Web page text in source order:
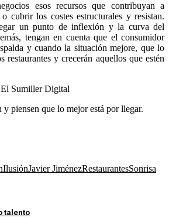
esos recursos que contribuyan a
cubrir los costes estructurales y resistan.
un punto de inflexión y la curva del
tengan en cuenta que el consumidor
y cuando la situación mejore, que lo
restaurantes y crecerán aquellos que estén
piensen que lo mejor está por llegar.
IlusiónJavier JiménezRestaurantesSonrisa
talento